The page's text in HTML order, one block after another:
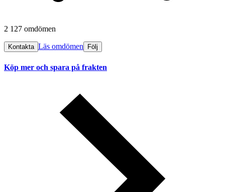
2 127 omdömen
Kontakta Läs omdömen Följ
Köp mer och spara på frakten